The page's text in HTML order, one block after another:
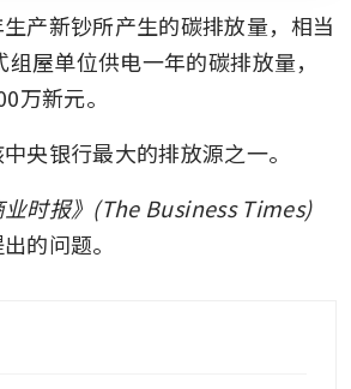
产新钞所产生的碳排放量，相当
屋单位供电一年的碳排放量，
万新元。
央银行最大的排放源之一。
业时报》(The Business Times)
的问题。